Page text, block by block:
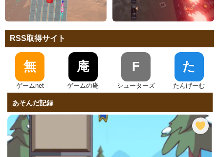
RSS取得サイト
無
ゲームnet
庵
ゲームの庵
F
シューターズ
た
たんげーむ
あそんだ記録